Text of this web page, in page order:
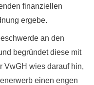
finanziellen
ergebe.
an den
begründet diese mit
VwGH wies darauf hin,
einen engen